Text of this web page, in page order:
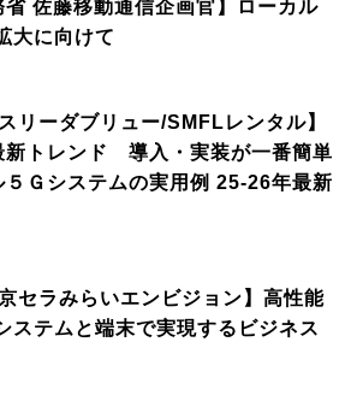
省 佐藤移動通信企画官】ローカル
大に向けて
リーダブリュー/SMFLレンタル】
新トレンド 導入・実装が一番簡単
Ｇシステムの実用例 25-26年最新
セラみらいエンビジョン】高性能
ステムと端末で実現するビジネス